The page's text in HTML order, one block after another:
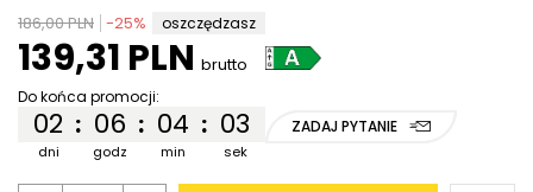
186,00 PLN -25% oszczędzasz
139,31 PLN brutto
Do końca promocji:
:
dni
02 :
godz
06 :
min
04
sek
03 ZADAJ PYTANIE